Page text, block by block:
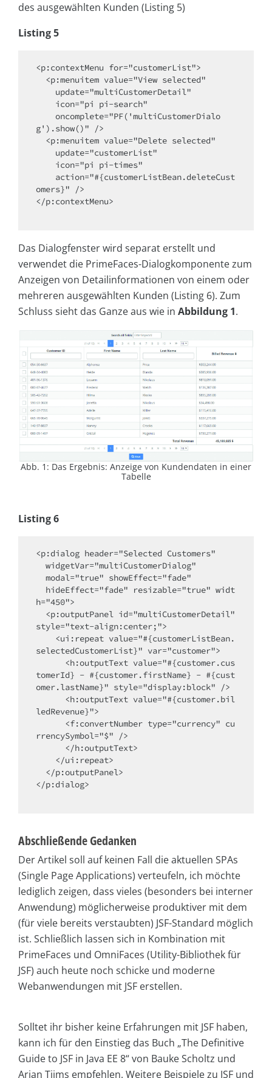
des ausgewählten Kunden (Listing 5)
Listing 5
<p:contextMenu for="customerList">
g').show()" />
omers}" />
</p:contextMenu>
Das Dialogfenster wird separat erstellt und
verwendet die PrimeFaces-Dialogkomponente zum
Anzeigen von Detailinformationen von einem oder
mehreren ausgewählten Kunden (Listing 6). Zum
Schluss sieht das Ganze aus wie in Abbildung 1.
Abb. 1: Das Ergebnis: Anzeige von Kundendaten in einer
Tabelle
Listing 6
<p:dialog header="Selected Customers"
h="450">
style="text-align:center;">
selectedCustomerList}" var="customer">
tomerId} - #{customer.firstName} - #{cust
omer.lastName}" style="display:block" />
ledRevenue}">
rrencySymbol="$" />
</p:dialog>
Abschließende Gedanken
Der Artikel soll auf keinen Fall die aktuellen SPAs
(Single Page Applications) verteufeln, ich möchte
lediglich zeigen, dass vieles (besonders bei interner
Anwendung) möglicherweise produktiver mit dem
(für viele bereits verstaubten) JSF-Standard möglich
ist. Schließlich lassen sich in Kombination mit
PrimeFaces und OmniFaces (Utility-Bibliothek für
JSF) auch heute noch schicke und moderne
Webanwendungen mit JSF erstellen.
Solltet ihr bisher keine Erfahrungen mit JSF haben,
kann ich für den Einstieg das Buch „The Definitive
Guide to JSF in Java EE 8“ von Bauke Scholtz und
Arjan Tijms empfehlen. Weitere Beispiele zu JSF und